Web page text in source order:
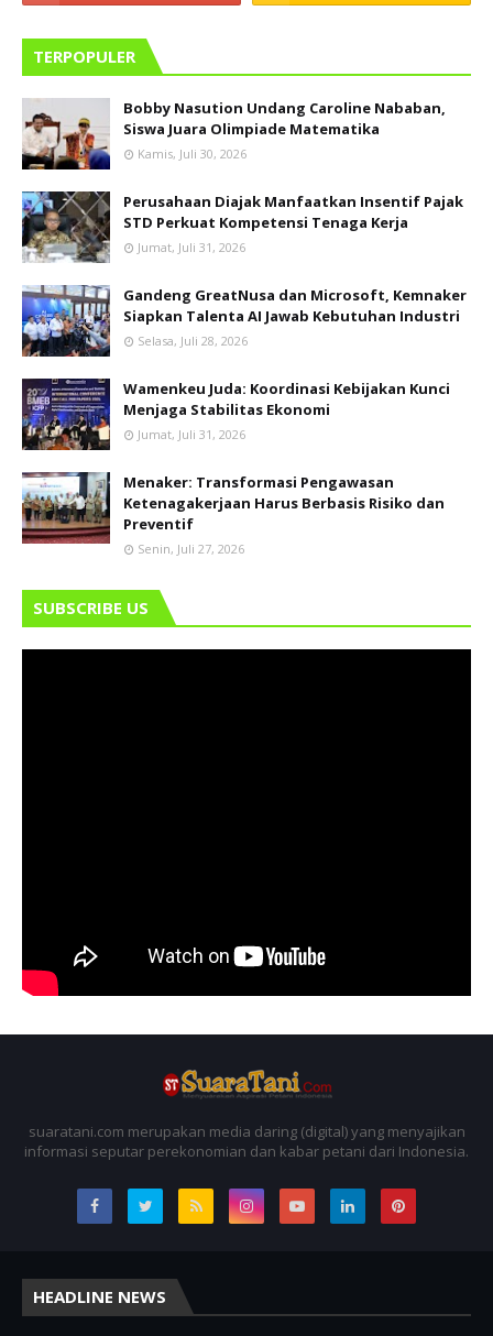
TERPOPULER
Bobby Nasution Undang Caroline Nababan,
Siswa Juara Olimpiade Matematika
Kamis, Juli 30, 2026
Perusahaan Diajak Manfaatkan Insentif Pajak
STD Perkuat Kompetensi Tenaga Kerja
Jumat, Juli 31, 2026
Gandeng GreatNusa dan Microsoft, Kemnaker
Siapkan Talenta AI Jawab Kebutuhan Industri
Selasa, Juli 28, 2026
Wamenkeu Juda: Koordinasi Kebijakan Kunci
Menjaga Stabilitas Ekonomi
Jumat, Juli 31, 2026
Menaker: Transformasi Pengawasan
Ketenagakerjaan Harus Berbasis Risiko dan
Preventif
Senin, Juli 27, 2026
SUBSCRIBE US
suaratani.com merupakan media daring (digital) yang menyajikan
informasi seputar perekonomian dan kabar petani dari Indonesia.
HEADLINE NEWS